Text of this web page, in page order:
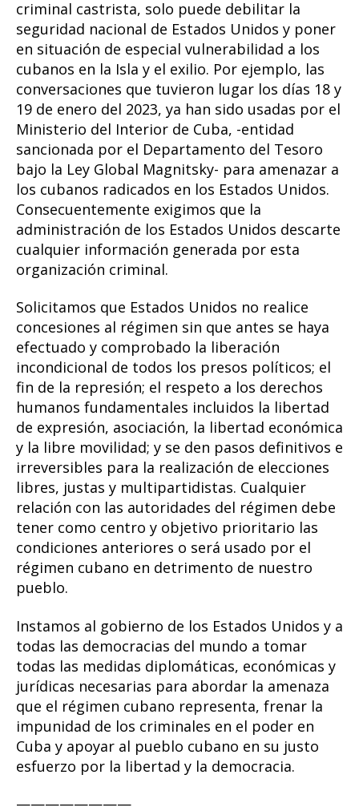
criminal castrista, solo puede debilitar la
seguridad nacional de Estados Unidos y poner
en situación de especial vulnerabilidad a los
cubanos en la Isla y el exilio. Por ejemplo, las
conversaciones que tuvieron lugar los días 18 y
19 de enero del 2023, ya han sido usadas por el
Ministerio del Interior de Cuba, -entidad
sancionada por el Departamento del Tesoro
bajo la Ley Global Magnitsky- para amenazar a
los cubanos radicados en los Estados Unidos.
Consecuentemente exigimos que la
administración de los Estados Unidos descarte
cualquier información generada por esta
organización criminal.
Solicitamos que Estados Unidos no realice
concesiones al régimen sin que antes se haya
efectuado y comprobado la liberación
incondicional de todos los presos políticos; el
fin de la represión; el respeto a los derechos
humanos fundamentales incluidos la libertad
de expresión, asociación, la libertad económica
y la libre movilidad; y se den pasos definitivos e
irreversibles para la realización de elecciones
libres, justas y multipartidistas. Cualquier
relación con las autoridades del régimen debe
tener como centro y objetivo prioritario las
condiciones anteriores o será usado por el
régimen cubano en detrimento de nuestro
pueblo.
Instamos al gobierno de los Estados Unidos y a
todas las democracias del mundo a tomar
todas las medidas diplomáticas, económicas y
jurídicas necesarias para abordar la amenaza
que el régimen cubano representa, frenar la
impunidad de los criminales en el poder en
Cuba y apoyar al pueblo cubano en su justo
esfuerzo por la libertad y la democracia.
————————